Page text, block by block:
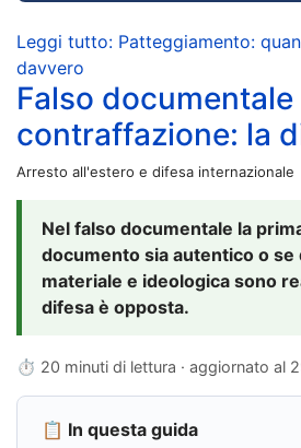
Leggi tutto: Patteggiamento:
davvero
Falso documentale
contraffazione: la
Arresto all'estero e difesa internazionale
Nel falso documentale la
documento sia autentico o se
materiale e ideologica sono
difesa è opposta.
⏱ 20 minuti di lettura · aggiornato al
📋 In questa guida